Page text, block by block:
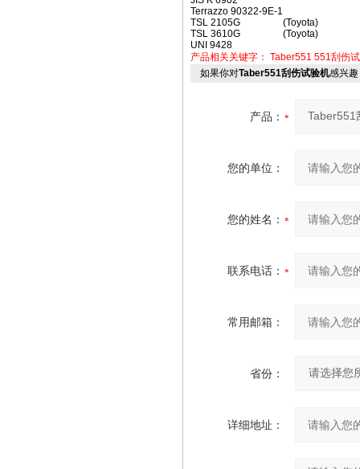
Terrazzo 90322-9E-1
TSL 2105G
(Toyota)
TSL 3610G
(Toyota)
UNI 9428
产品相关关键字： Taber551 551刮伤
如果你对Taber551刮伤试验机感兴
产品：
您的单位：
您的姓名：
联系电话：
常用邮箱：
省份：
详细地址：